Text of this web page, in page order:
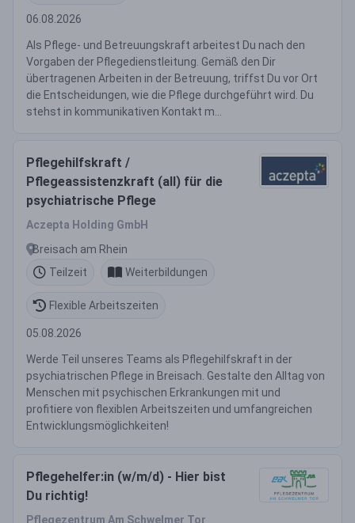
06.08.2026
Als Pflege- und Betreuungskraft arbeitest Du nach den
Vorgaben der Pflegedienstleitung. Gemäß den Dir
übertragenen Arbeiten in der Betreuung, triffst Du vor Ort
die Entscheidungen, wie die Pflege durchgeführt wird. Du
stehst in kommunikativen Kontakt m...
Pflegehilfskraft /
Pflegeassistenzkraft (all) für die
psychiatrische Pflege
Aczepta Holding GmbH
Breisach am Rhein
Teilzeit
Weiterbildungen
Flexible Arbeitszeiten
05.08.2026
Werde Teil unseres Teams als Pflegehilfskraft in der
psychiatrischen Pflege in Breisach. Gestalte den Alltag von
Menschen mit psychischen Erkrankungen mit und
profitiere von flexiblen Arbeitszeiten und umfangreichen
Entwicklungsmöglichkeiten!
Pflegehelfer:in (w/m/d) - Hier bist
Du richtig!
Pflegezentrum Am Schwelmer Tor